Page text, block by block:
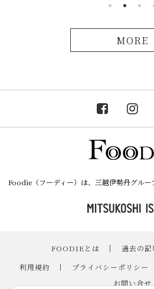
MORE
Foodie（フーディー）は、三越伊勢丹グルー
FOODIEとは ｜
過去の記
｜
利用規約 ｜ プライバシーポリシー
お問い合せ